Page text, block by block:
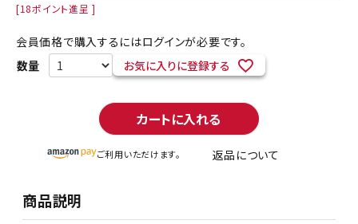
[18ポイント進呈 ]
会員価格で購入するにはログインが必要です。
お気に入りに登録する
カートに入れる
ご利用いただけます。 返品について
商品説明